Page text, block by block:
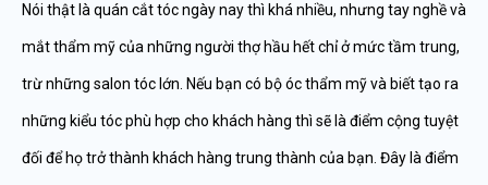
Nói thật là quán cắt tóc ngày nay thì khá nhiều, nhưng tay nghề và
mắt thẩm mỹ của những người thợ hầu hết chỉ ở mức tầm trung,
trừ những salon tóc lớn. Nếu bạn có bộ óc thẩm mỹ và biết tạo ra
những kiểu tóc phù hợp cho khách hàng thì sẽ là điểm cộng tuyệt
đối để họ trở thành khách hàng trung thành của bạn. Đây là điểm